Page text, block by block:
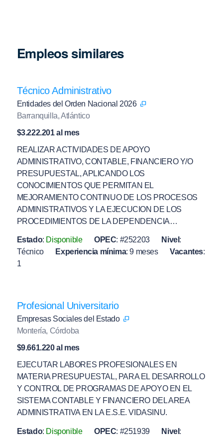
Empleos similares
Técnico Administrativo
Entidades del Orden Nacional 2026
Barranquilla, Atlántico
$3.222.201 al mes
REALIZAR ACTIVIDADES DE APOYO
ADMINISTRATIVO, CONTABLE, FINANCIERO Y/O
PRESUPUESTAL, APLICANDO LOS
CONOCIMIENTOS QUE PERMITAN EL
MEJORAMIENTO CONTINUO DE LOS PROCESOS
ADMINISTRATIVOS Y LA EJECUCION DE LOS
PROCEDIMIENTOS DE LA DEPENDENCIA…
Estado: Disponible OPEC: #252203 Nivel :
Técnico
Experiencia mínima: 9 meses Vacantes:
1
Profesional Universitario
Empresas Sociales del Estado
Montería, Córdoba
$9.661.220 al mes
EJECUTAR LABORES PROFESIONALES EN
MATERIA PRESUPUESTAL, PARA EL DESARROLLO
Y CONTROL DE PROGRAMAS DE APOYO EN EL
SISTEMA CONTABLE Y FINANCIERO DEL AREA
ADMINISTRATIVA EN LA E.S.E. VIDASINU.
Estado: Disponible OPEC: #251939 Nivel :